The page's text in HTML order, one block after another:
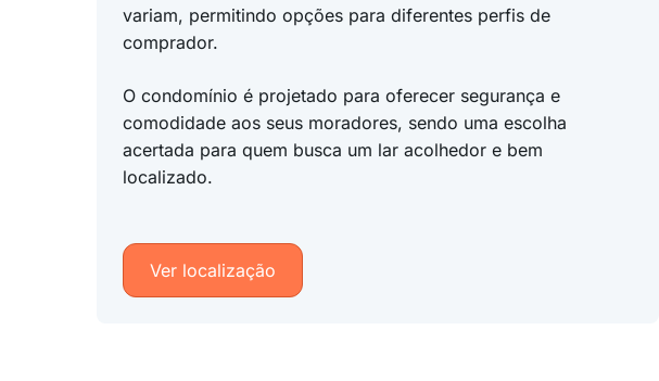
variam, permitindo opções para diferentes perfis de
comprador.
O condomínio é projetado para oferecer segurança e
comodidade aos seus moradores, sendo uma escolha
acertada para quem busca um lar acolhedor e bem
localizado.
Ver localização